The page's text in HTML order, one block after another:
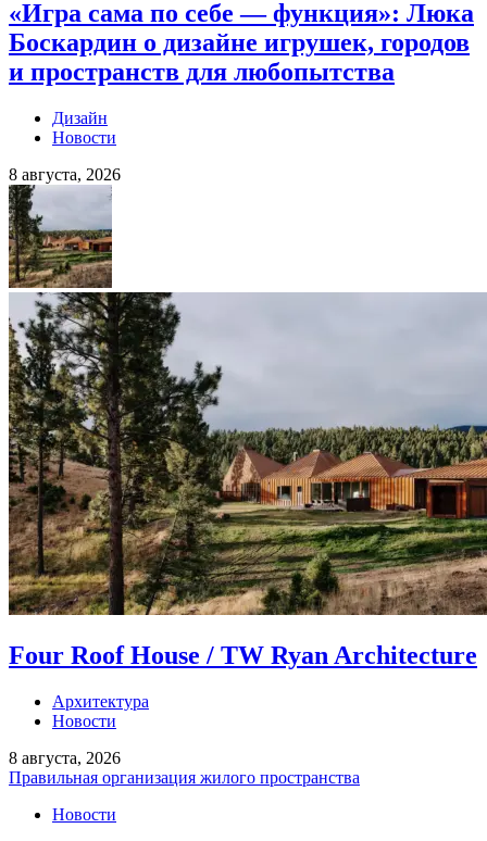
«Игра сама по себе — функция»: Люка
Боскардин о дизайне игрушек, городов
и пространств для любопытства
Дизайн
Новости
8 августа, 2026
Four Roof House / TW Ryan Architecture
Архитектура
Новости
8 августа, 2026
Правильная организация жилого пространства
Новости